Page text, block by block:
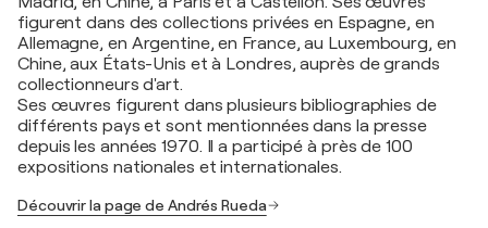
figurent dans des collections privées en Espagne, en
Allemagne, en Argentine, en France, au Luxembourg, en
Chine, aux États-Unis et à Londres, auprès de grands
collectionneurs d'art.
Ses œuvres figurent dans plusieurs bibliographies de
différents pays et sont mentionnées dans la presse
depuis les années 1970. Il a participé à près de 100
expositions nationales et internationales.
Découvrir la page de Andrés Rueda